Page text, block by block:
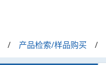
产品检索/样品购买